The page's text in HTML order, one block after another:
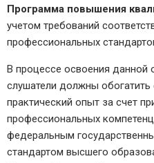
Программа повышения
учетом требований
профессиональных
В процессе освоения данной
слушатели должны обогатить
практический опыт за счет
профессиональных
федеральным
стандартом высшего